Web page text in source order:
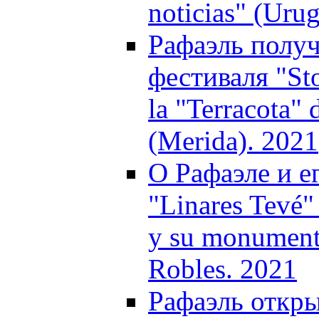
noticias"
Рафаэль
фестиваля
la "Terracota"
(Merida). 2021
О Рафаэле и
"Linares
y su
Robles. 2021
Рафаэль